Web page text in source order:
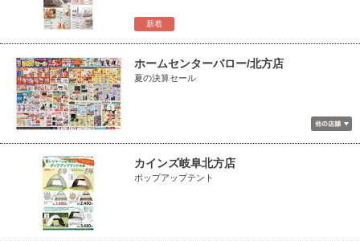
新着
ホームセンターバロー/北方店
夏の決算セール
カインズ岐阜北方店
ポップアップテント